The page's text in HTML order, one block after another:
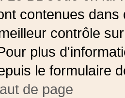
contenues
contrôle
plus
le formulaire
de page